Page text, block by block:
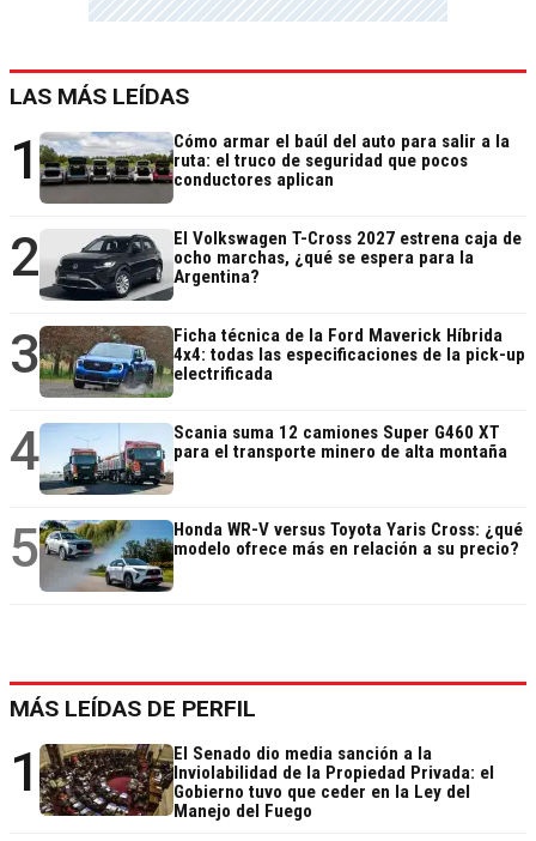
LAS MÁS LEÍDAS
1
Cómo armar el baúl del auto para salir a la
ruta: el truco de seguridad que pocos
conductores aplican
2
El Volkswagen T-Cross 2027 estrena caja de
ocho marchas, ¿qué se espera para la
Argentina?
3
Ficha técnica de la Ford Maverick Híbrida
4x4: todas las especificaciones de la pick-up
electrificada
4
Scania suma 12 camiones Super G460 XT
para el transporte minero de alta montaña
5
Honda WR-V versus Toyota Yaris Cross: ¿qué
modelo ofrece más en relación a su precio?
MÁS LEÍDAS DE PERFIL
1
El Senado dio media sanción a la
Inviolabilidad de la Propiedad Privada: el
Gobierno tuvo que ceder en la Ley del
Manejo del Fuego